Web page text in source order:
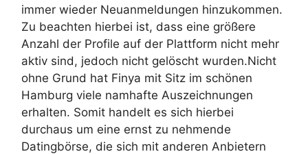
immer wieder Neuanmeldungen hinzukommen.
Zu beachten hierbei ist, dass eine größere
Anzahl der Profile auf der Plattform nicht mehr
aktiv sind, jedoch nicht gelöscht wurden.Nicht
ohne Grund hat Finya mit Sitz im schönen
Hamburg viele namhafte Auszeichnungen
erhalten. Somit handelt es sich hierbei
durchaus um eine ernst zu nehmende
Datingbörse, die sich mit anderen Anbietern